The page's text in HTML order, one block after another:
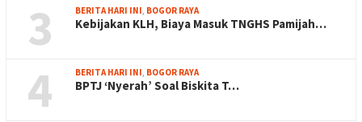
3 BERITA HARI INI BOGOR RAYA
Kebijakan KLH, Biaya Masuk TNGHS Pamijah…
4 BERITA HARI INI BOGOR RAYA
BPTJ ‘Nyerah’ Soal Biskita T…